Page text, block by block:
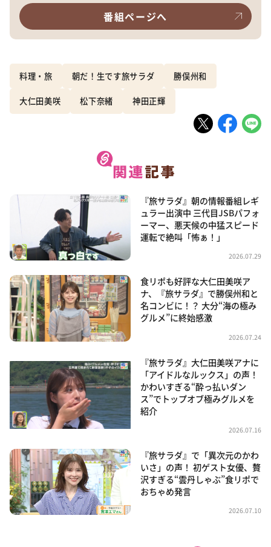
番組ページへ
料理・旅 朝だ！生です旅サラダ 勝俣州和
大仁田美咲 松下奈緒 神田正輝
『旅サラダ』朝の情報番組レギ
ュラー出演中 三代目JSBパフォ
ーマー、悪天候の中猛スピード
運転で絶叫「怖ぁ！」
2026.07.29
食リポも好評な大仁田美咲ア
ナ、『旅サラダ』で勝俣州和と
名コンビに！？ 大分“海の極み
グルメ”に終始感激
2026.07.24
『旅サラダ』大仁田美咲アナに
「アイドルなルックス」の声！
かわいすぎる“酔っ払いダン
ス”でトップオブ極みグルメを
紹介
2026.07.16
『旅サラダ』で「異次元のかわ
いさ」の声！ 初ゲスト女優、贅
沢すぎる“雲丹しゃぶ”食リポで
おちゃめ発言
2026.07.10